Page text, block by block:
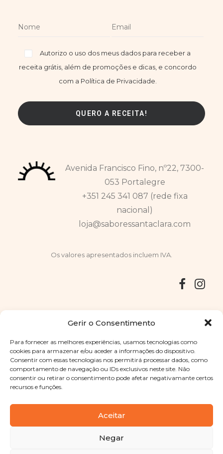
Gerir o Consentimento
Para fornecer as melhores experiências, usamos tecnologias como
cookies para armazenar e/ou aceder a informações do dispositivo.
Consentir com essas tecnologias nos permitirá processar dados, como
comportamento de navegação ou IDs exclusivos neste site. Não
consentir ou retirar o consentimento pode afetar negativamante certos
recursos e funções.
Aceitar
Negar
Autorizo o uso dos meus dados para receber a
receita grátis, além de promoções e dicas, e concordo
com a Política de Privacidade.
Avenida Francisco Fino, nº22, 7300-
053 Portalegre
+351 245 341 087 (rede fixa
nacional)
loja@saboressantaclara.com
Os valores apresentados incluem IVA.
Copyright © 2025 Sabores Santa Clara
. Todos os direitos
reservadosPolítica de Privacidade |Termos e condições
Designed byShift Your Branding Agency